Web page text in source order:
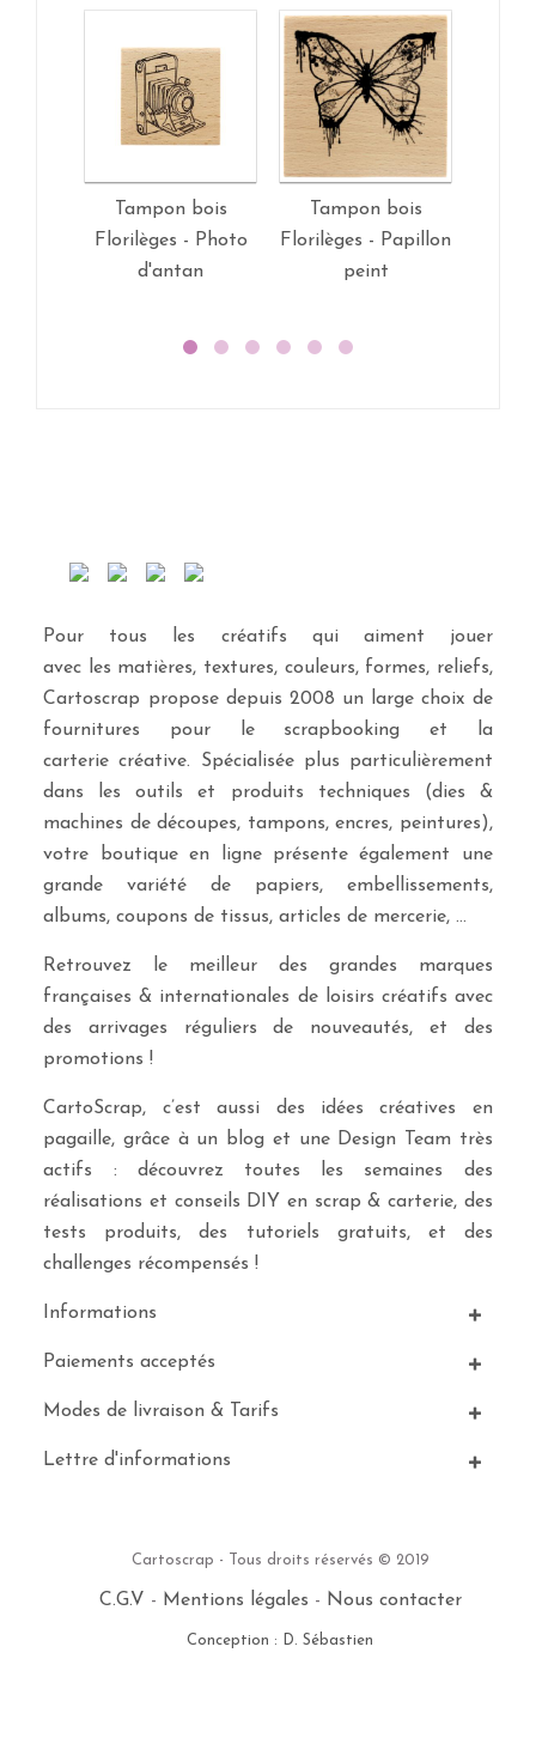
Tampon bois
Florilèges - Photo
d'antan
Tampon bois
Florilèges - Papillon
peint
Pour tous les créatifs qui aiment jouer
avec les matières, textures, couleurs, formes, reliefs,
Cartoscrap propose depuis 2008 un large choix de
fournitures pour le scrapbooking et la
carterie créative. Spécialisée plus particulièrement
dans les outils et produits techniques (dies &
machines de découpes, tampons, encres, peintures),
votre boutique en ligne présente également une
grande variété de papiers, embellissements,
albums, coupons de tissus, articles de mercerie, …
Retrouvez le meilleur des grandes marques
françaises & internationales de loisirs créatifs avec
des arrivages réguliers de nouveautés, et des
promotions !
CartoScrap, c’est aussi des idées créatives en
pagaille, grâce à un blog et une Design Team très
actifs : découvrez toutes les semaines des
réalisations et conseils DIY en scrap & carterie, des
tests produits, des tutoriels gratuits, et des
challenges récompensés !
Informations
Paiements acceptés
Modes de livraison & Tarifs
Lettre d'informations
Cartoscrap - Tous droits réservés © 2019
C.G.V - Mentions légales - Nous contacter
Conception : D. Sébastien